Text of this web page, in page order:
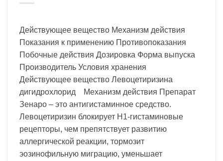
Действующее вещество Механизм действия
Показания к применению Противопоказания
Побочные действия Дозировка Форма выпуска
Производитель Условия хранения
Действующее вещество Левоцетиризина
дигидрохлорид Механизм действия Препарат
Зенаро – это антигистаминное средство.
Левоцетиризин блокирует Н1-гистаминовые
рецепторы, чем препятствует развитию
аллергической реакции, тормозит
эозинофильную миграцию, уменьшает